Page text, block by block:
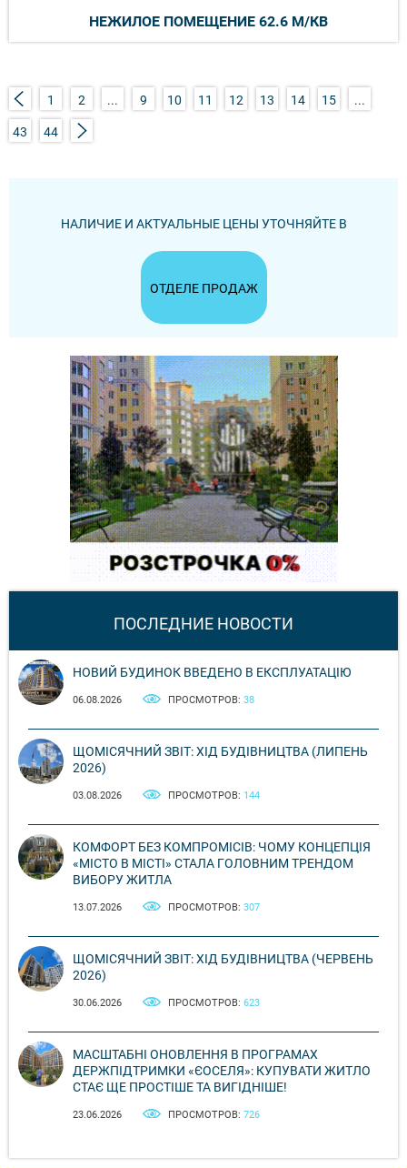
НЕЖИЛОЕ ПОМЕЩЕНИЕ 62.6 М/КВ
1 2 ... 9 10 11 12 13 14 15 ...
43 44
НАЛИЧИЕ И АКТУАЛЬНЫЕ ЦЕНЫ УТОЧНЯЙТЕ В
ОТДЕЛЕ ПРОДАЖ
ПОСЛЕДНИЕ НОВОСТИ
НОВИЙ БУДИНОК ВВЕДЕНО В ЕКСПЛУАТАЦІЮ
06.08.2026 ПРОСМОТРОВ: 38
ЩОМІСЯЧНИЙ ЗВІТ: ХІД БУДІВНИЦТВА (ЛИПЕНЬ
2026)
03.08.2026 ПРОСМОТРОВ: 144
КОМФОРТ БЕЗ КОМПРОМІСІВ: ЧОМУ КОНЦЕПЦІЯ
«МІСТО В МІСТІ» СТАЛА ГОЛОВНИМ ТРЕНДОМ
ВИБОРУ ЖИТЛА
13.07.2026 ПРОСМОТРОВ: 307
ЩОМІСЯЧНИЙ ЗВІТ: ХІД БУДІВНИЦТВА (ЧЕРВЕНЬ
2026)
30.06.2026 ПРОСМОТРОВ: 623
МАСШТАБНІ ОНОВЛЕННЯ В ПРОГРАМАХ
ДЕРЖПІДТРИМКИ «ЄОСЕЛЯ»: КУПУВАТИ ЖИТЛО
СТАЄ ЩЕ ПРОСТІШЕ ТА ВИГІДНІШЕ!
23.06.2026 ПРОСМОТРОВ: 726